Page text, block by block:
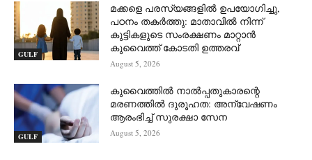
GULF
മക്കളെ പരസ്യങ്ങളിൽ ഉപയോഗിച്ചു,
പഠനം തകർത്തു: മാതാവിൽ നിന്ന്
കുട്ടികളുടെ സംരക്ഷണം മാറ്റാൻ
കുവൈത്ത് കോടതി ഉത്തരവ്
August 5, 2026
GULF
കുവൈത്തിൽ നാല്‍പ്പതുകാരന്റെ
മരണത്തിൽ ദുരൂഹത: അന്വേഷണം
ആരംഭിച്ച് സുരക്ഷാ സേന
August 5, 2026